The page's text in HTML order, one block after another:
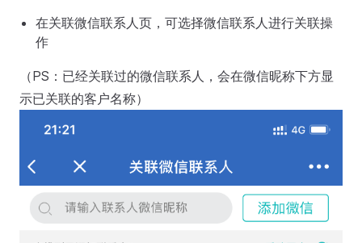
在关联微信联系人页，可选择微信联系人进行关联操
作
（PS：已经关联过的微信联系人，会在微信昵称下方显
示已关联的客户名称）